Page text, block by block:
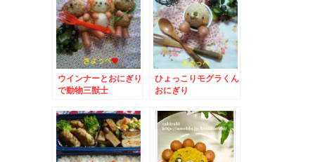
ウインナーとおにぎり
で動物三獣士
ひょっこりモグラくん
おにぎり